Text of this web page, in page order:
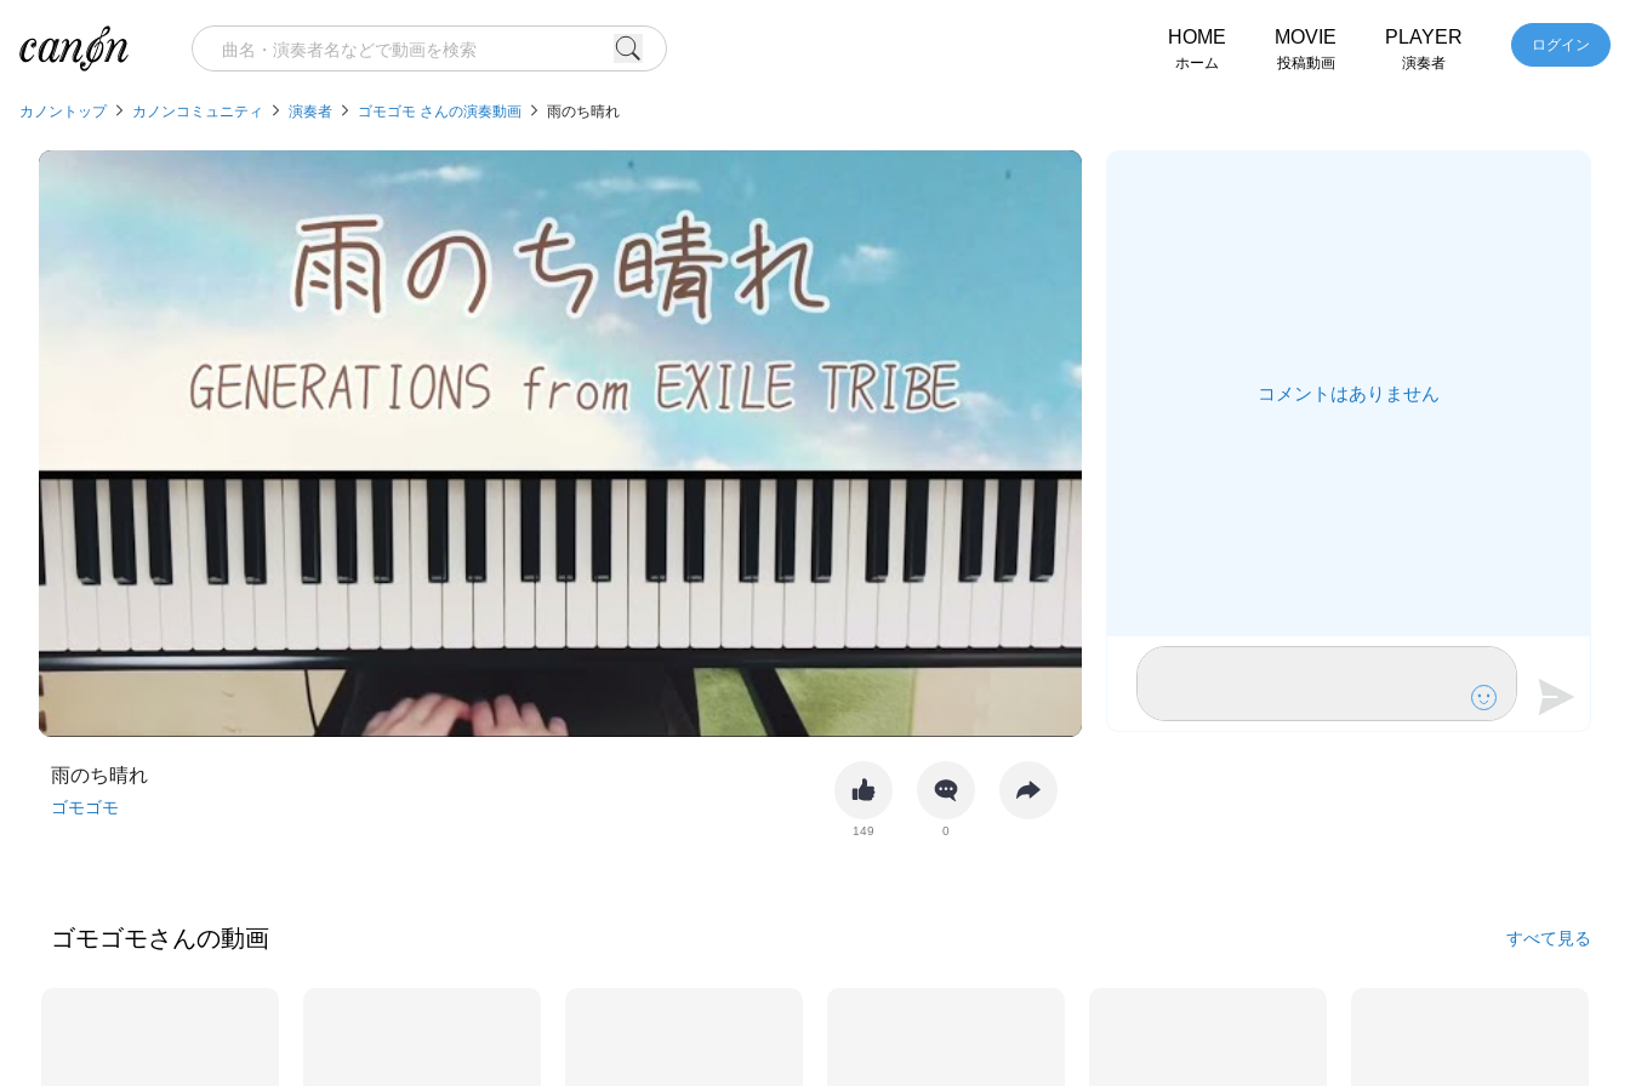
HOME
ホーム
MOVIE
投稿動画
PLAYER
演奏者
ログイン
カノントップ カノンコミュニティ 演奏者 ゴモゴモ さんの演奏動画 雨のち晴れ
雨のち晴れ
ゴモゴモ
149 0
コメントはありません
ゴモゴモさんの動画 すべて見る